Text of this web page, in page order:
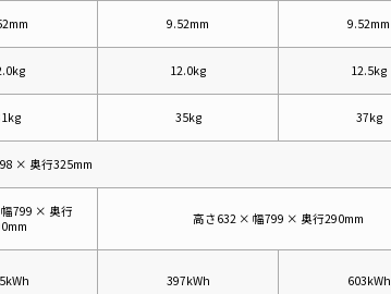
9.52mm 9.52mm
12.0kg 12.5kg
35kg 37kg
× 奥行325mm
799 × 奥行
高さ632 × 幅799 × 奥行290mm
397kWh 603kWh